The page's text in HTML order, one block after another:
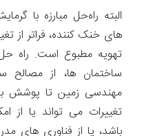
البته راه‌حل‌ مبارزه با
های خنک کننده، فراتر از
تهویه مطبوع است. راه
ساختمان ها، از مصالح
مهندسی زمین تا پوشش
تغییرات می تواند یا از
باشد، یا از فناوری های